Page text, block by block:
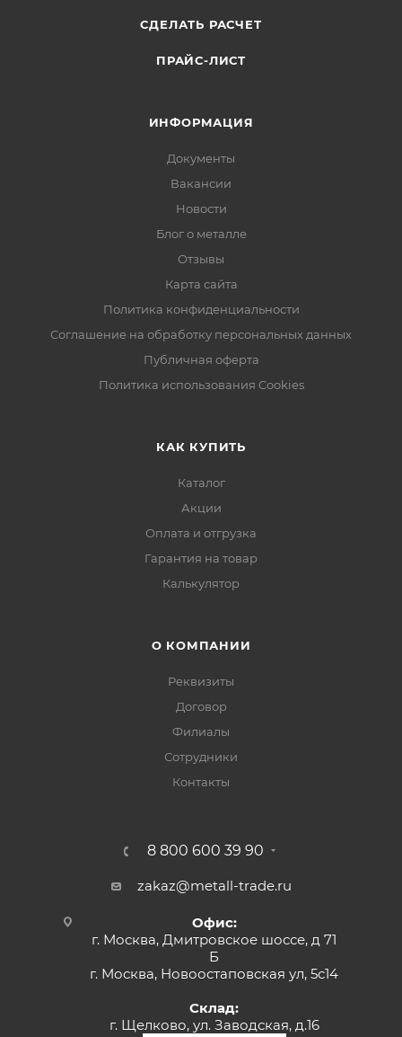
СДЕЛАТЬ РАСЧЕТ
ПРАЙС-ЛИСТ
ИНФОРМАЦИЯ
Документы
Вакансии
Новости
Блог о металле
Отзывы
Карта сайта
Политика конфиденциальности
Соглашение на обработку персональных данных
Публичная оферта
Политика использования Cookies
КАК КУПИТЬ
Каталог
Акции
Оплата и отгрузка
Гарантия на товар
Калькулятор
О КОМПАНИИ
Реквизиты
Договор
Филиалы
Сотрудники
Контакты
8 800 600 39 90
zakaz@metall-trade.ru
Офис:
г. Москва, Дмитровское шоссе, д 71
Б
г. Москва, Новоостаповская ул, 5с14
Склад:
г. Щелково, ул. Заводская, д.16